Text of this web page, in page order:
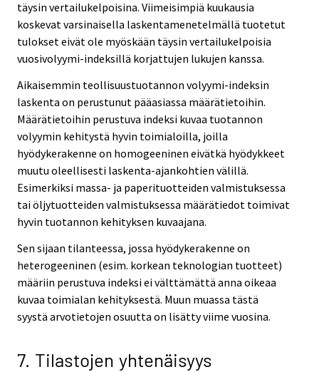
täysin vertailukelpoisina. Viimeisimpiä kuukausia
koskevat varsinaisella laskentamenetelmällä tuotetut
tulokset eivät ole myöskään täysin vertailukelpoisia
vuosivolyymi-indeksillä korjattujen lukujen kanssa.
Aikaisemmin teollisuustuotannon volyymi-indeksin
laskenta on perustunut pääasiassa määrätietoihin.
Määrätietoihin perustuva indeksi kuvaa tuotannon
volyymin kehitystä hyvin toimialoilla, joilla
hyödykerakenne on homogeeninen eivätkä hyödykkeet
muutu oleellisesti laskenta-ajankohtien välillä.
Esimerkiksi massa- ja paperituotteiden valmistuksessa
tai öljytuotteiden valmistuksessa määrätiedot toimivat
hyvin tuotannon kehityksen kuvaajana.
Sen sijaan tilanteessa, jossa hyödykerakenne on
heterogeeninen (esim. korkean teknologian tuotteet)
määriin perustuva indeksi ei välttämättä anna oikeaa
kuvaa toimialan kehityksestä. Muun muassa tästä
syystä arvotietojen osuutta on lisätty viime vuosina.
7. Tilastojen yhtenäisyys